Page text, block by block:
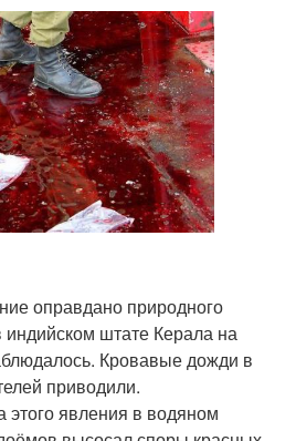
оправдано природного
штате Керала на
Кровавые дожди в
приводили.
этого явления в водяном